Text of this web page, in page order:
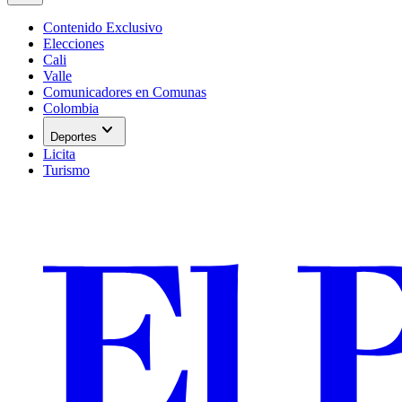
Contenido Exclusivo
Elecciones
Cali
Valle
Comunicadores en Comunas
Colombia
Deportes expand_more
Licita
Turismo